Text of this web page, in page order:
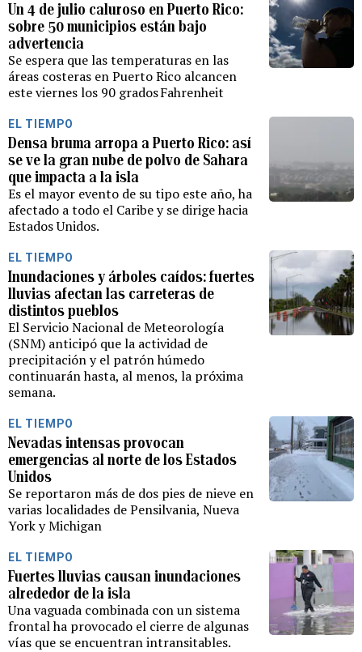
Un 4 de julio caluroso en Puerto Rico:
sobre 50 municipios están bajo
advertencia
Se espera que las temperaturas en las
áreas costeras en Puerto Rico alcancen
este viernes los 90 grados Fahrenheit
EL TIEMPO
Densa bruma arropa a Puerto Rico: así
se ve la gran nube de polvo de Sahara
que impacta a la isla
Es el mayor evento de su tipo este año, ha
afectado a todo el Caribe y se dirige hacia
Estados Unidos.
EL TIEMPO
Inundaciones y árboles caídos: fuertes
lluvias afectan las carreteras de
distintos pueblos
El Servicio Nacional de Meteorología
(SNM) anticipó que la actividad de
precipitación y el patrón húmedo
continuarán hasta, al menos, la próxima
semana.
EL TIEMPO
Nevadas intensas provocan
emergencias al norte de los Estados
Unidos
Se reportaron más de dos pies de nieve en
varias localidades de Pensilvania, Nueva
York y Michigan
EL TIEMPO
Fuertes lluvias causan inundaciones
alrededor de la isla
Una vaguada combinada con un sistema
frontal ha provocado el cierre de algunas
vías que se encuentran intransitables.